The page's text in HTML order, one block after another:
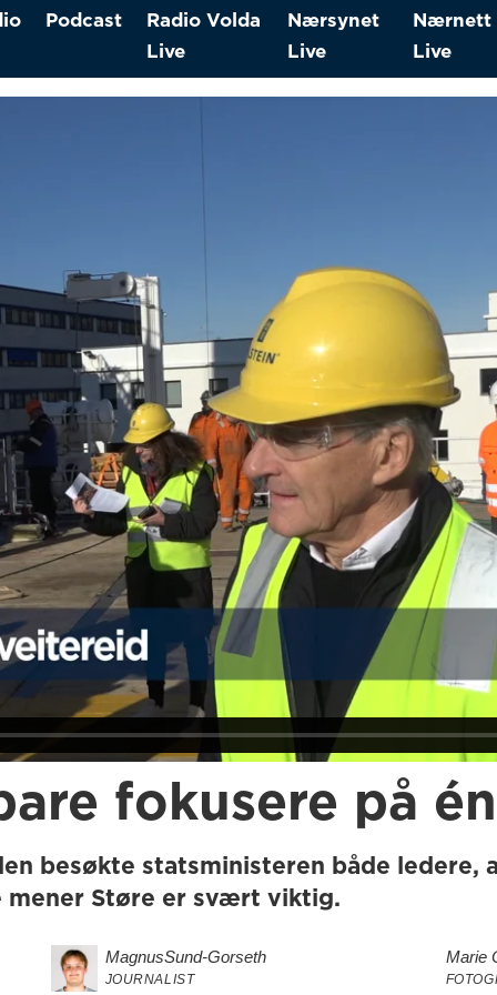
Podcast
Radio Volda
Live
Nærsynet
Live
Nærnett
Live
fokusere på
besøkte statsministeren både ledere,
mener Støre er svært viktig.
MagnusSund-Gorseth
JOURNALIST
Marie